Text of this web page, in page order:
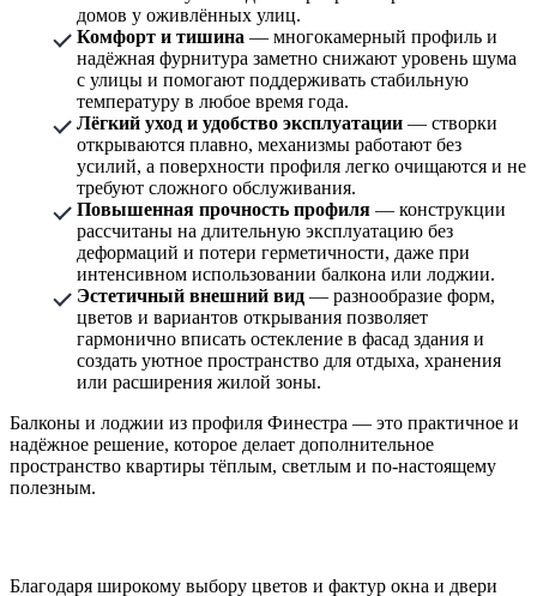
домов у оживлённых улиц.
Комфорт и тишина — многокамерный профиль и
надёжная фурнитура заметно снижают уровень шума
с улицы и помогают поддерживать стабильную
температуру в любое время года.
Лёгкий уход и удобство эксплуатации — створки
открываются плавно, механизмы работают без
усилий, а поверхности профиля легко очищаются и не
требуют сложного обслуживания.
Повышенная прочность профиля — конструкции
рассчитаны на длительную эксплуатацию без
деформаций и потери герметичности, даже при
интенсивном использовании балкона или лоджии.
Эстетичный внешний вид — разнообразие форм,
цветов и вариантов открывания позволяет
гармонично вписать остекление в фасад здания и
создать уютное пространство для отдыха, хранения
или расширения жилой зоны.
Балконы и лоджии из профиля Финестра — это практичное и
надёжное решение, которое делает дополнительное
пространство квартиры тёплым, светлым и по-настоящему
полезным.
Благодаря широкому выбору цветов и фактур окна и двери